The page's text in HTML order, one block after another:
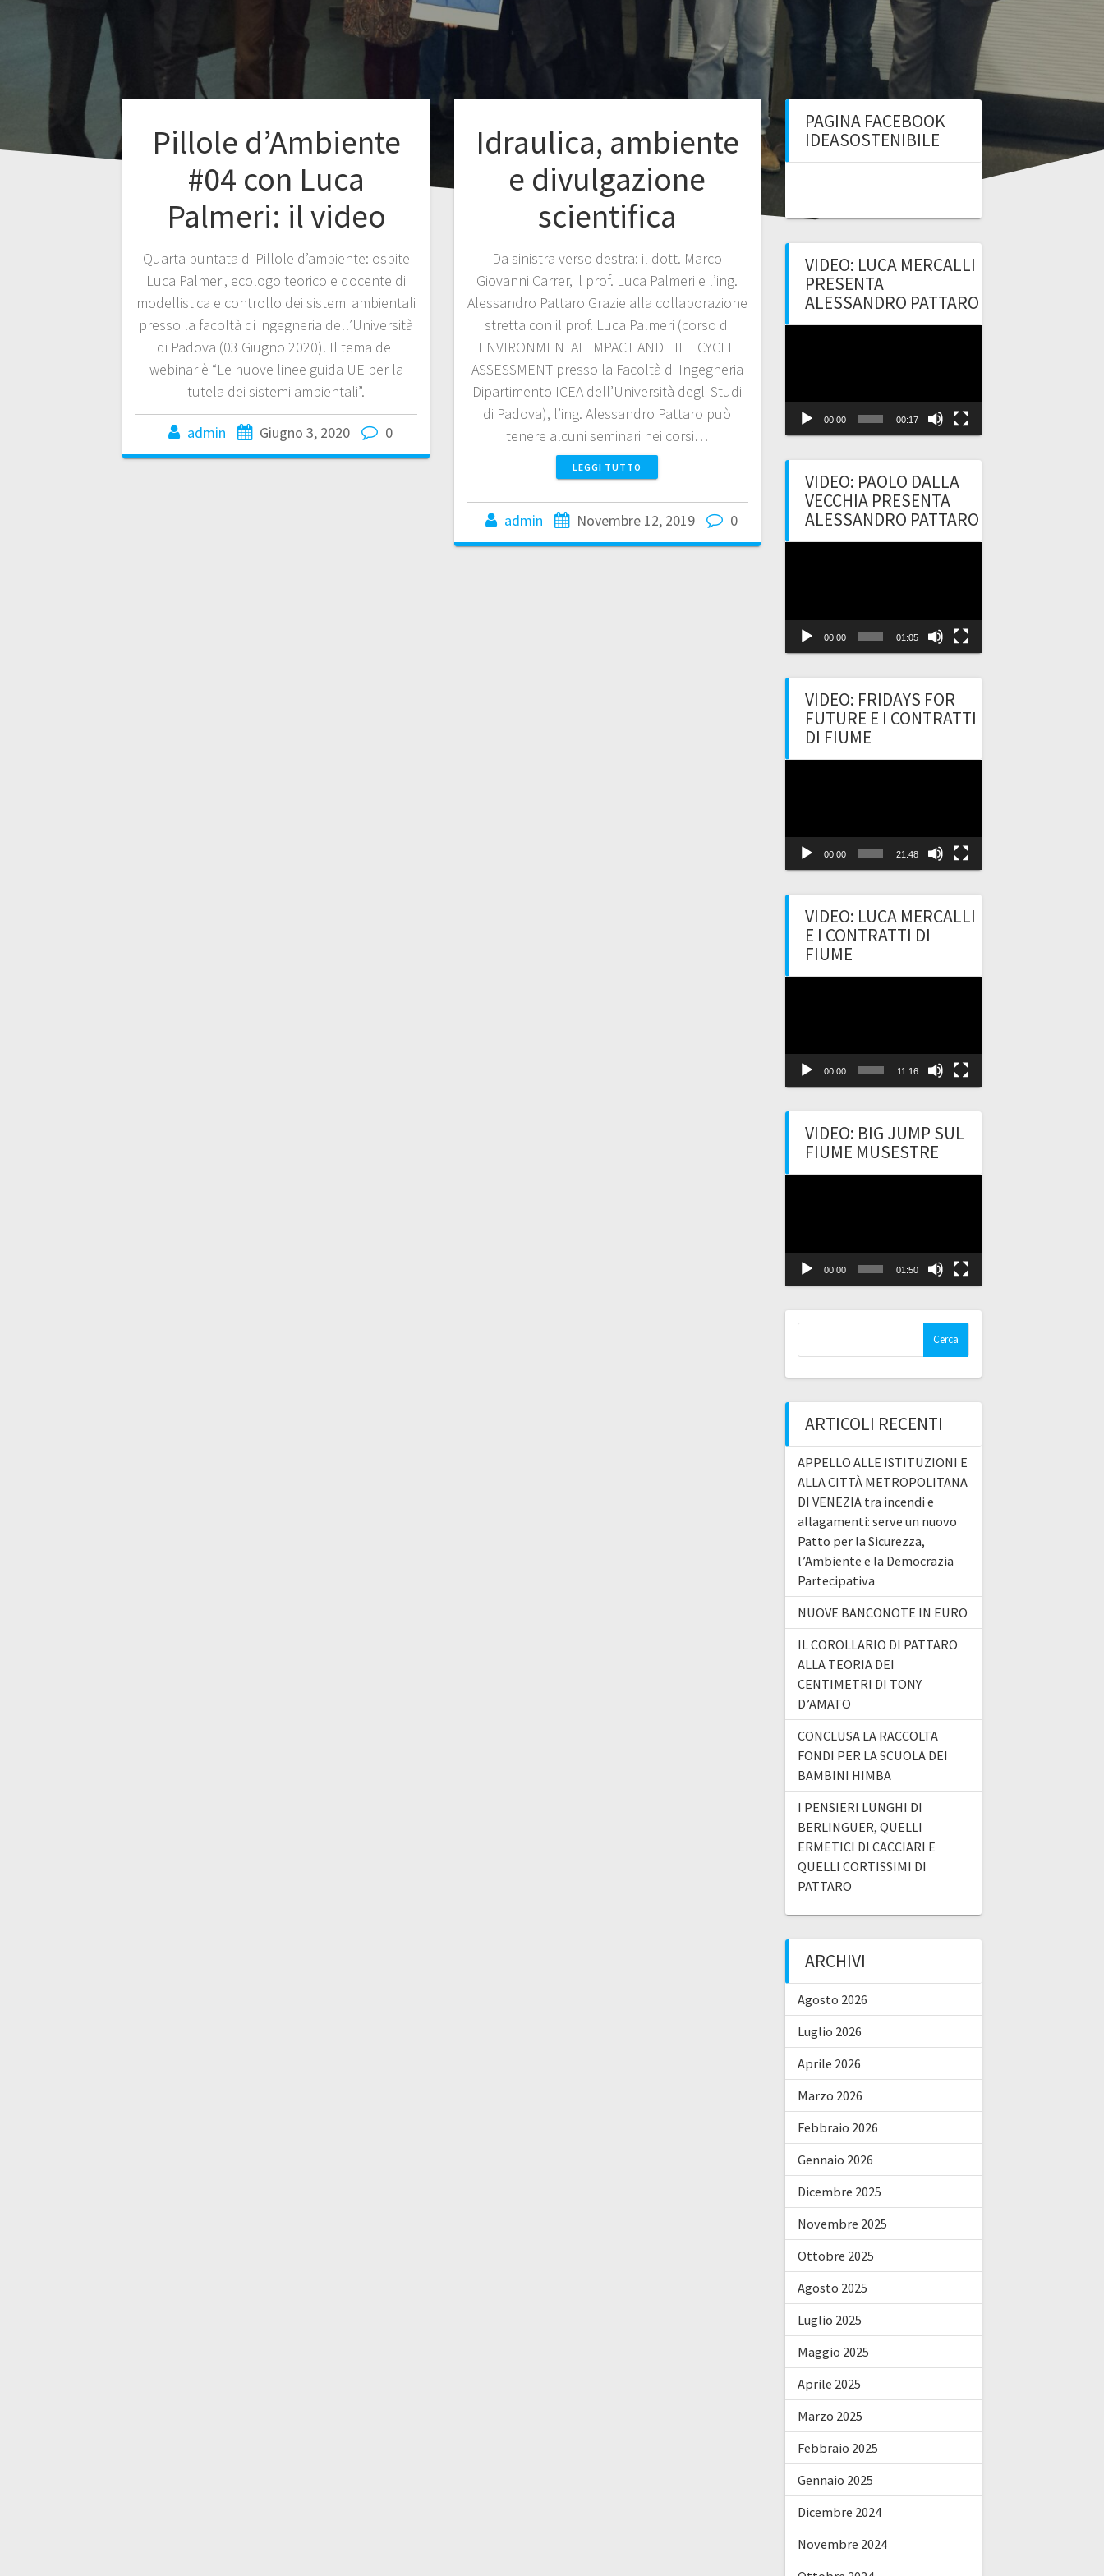
Pillole d’Ambiente
#04 con Luca
Palmeri: il video
Quarta puntata di Pillole d’ambiente: ospite
Luca Palmeri, ecologo teorico e docente di
modellistica e controllo dei sistemi ambientali
presso la facoltà di ingegneria dell’Università
di Padova (03 Giugno 2020). Il tema del
webinar è “Le nuove linee guida UE per la
tutela dei sistemi ambientali”.
admin Giugno 3, 2020 0
Idraulica, ambiente
e divulgazione
scientifica
Da sinistra verso destra: il dott. Marco
Giovanni Carrer, il prof. Luca Palmeri e l’ing.
Alessandro Pattaro Grazie alla collaborazione
stretta con il prof. Luca Palmeri (corso di
ENVIRONMENTAL IMPACT AND LIFE CYCLE
ASSESSMENT presso la Facoltà di Ingegneria
Dipartimento ICEA dell’Università degli Studi
di Padova), l’ing. Alessandro Pattaro può
tenere alcuni seminari nei corsi…
LEGGI TUTTO
admin Novembre 12, 2019 0
PAGINA FACEBOOK
IDEASOSTENIBILE
VIDEO: LUCA MERCALLI
PRESENTA
ALESSANDRO PATTARO
00:00 00:17
VIDEO: PAOLO DALLA
VECCHIA PRESENTA
ALESSANDRO PATTARO
00:00 01:05
VIDEO: FRIDAYS FOR
FUTURE E I CONTRATTI
DI FIUME
00:00 21:48
VIDEO: LUCA MERCALLI
E I CONTRATTI DI
FIUME
00:00 11:16
VIDEO: BIG JUMP SUL
FIUME MUSESTRE
00:00 01:50
ARTICOLI RECENTI
APPELLO ALLE ISTITUZIONI E
ALLA CITTÀ METROPOLITANA
DI VENEZIA tra incendi e
allagamenti: serve un nuovo
Patto per la Sicurezza,
l’Ambiente e la Democrazia
Partecipativa
NUOVE BANCONOTE IN EURO
IL COROLLARIO DI PATTARO
ALLA TEORIA DEI
CENTIMETRI DI TONY
D’AMATO
CONCLUSA LA RACCOLTA
FONDI PER LA SCUOLA DEI
BAMBINI HIMBA
I PENSIERI LUNGHI DI
BERLINGUER, QUELLI
ERMETICI DI CACCIARI E
QUELLI CORTISSIMI DI
PATTARO
ARCHIVI
Agosto 2026
Luglio 2026
Aprile 2026
Marzo 2026
Febbraio 2026
Gennaio 2026
Dicembre 2025
Novembre 2025
Ottobre 2025
Agosto 2025
Luglio 2025
Maggio 2025
Aprile 2025
Marzo 2025
Febbraio 2025
Gennaio 2025
Dicembre 2024
Novembre 2024